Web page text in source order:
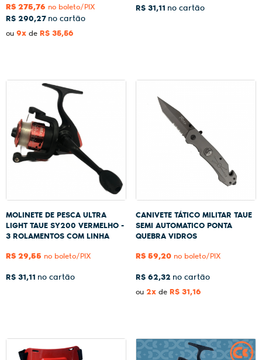
R$ 290,27
R$ 275,76 no boleto/PIX
ou 9x de R$ 35,56
R$ 31,11
MOLINETE DE PESCA ULTRA
LIGHT TAUE SY200 VERMELHO -
3 ROLAMENTOS COM LINHA
R$ 31,11
R$ 29,55 no boleto/PIX
CANIVETE TÁTICO MILITAR TAUE
SEMI AUTOMATICO PONTA
QUEBRA VIDROS
R$ 62,32
R$ 59,20 no boleto/PIX
ou 2x de R$ 31,16